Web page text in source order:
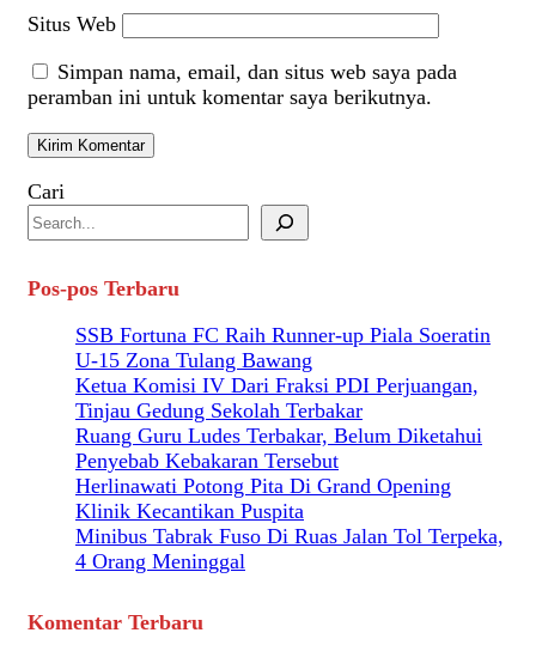
Situs Web
Simpan nama, email, dan situs web saya pada
peramban ini untuk komentar saya berikutnya.
Cari
Pos-pos Terbaru
SSB Fortuna FC Raih Runner-up Piala Soeratin
U-15 Zona Tulang Bawang
Ketua Komisi IV Dari Fraksi PDI Perjuangan,
Tinjau Gedung Sekolah Terbakar
Ruang Guru Ludes Terbakar, Belum Diketahui
Penyebab Kebakaran Tersebut
Herlinawati Potong Pita Di Grand Opening
Klinik Kecantikan Puspita
Minibus Tabrak Fuso Di Ruas Jalan Tol Terpeka,
4 Orang Meninggal
Komentar Terbaru